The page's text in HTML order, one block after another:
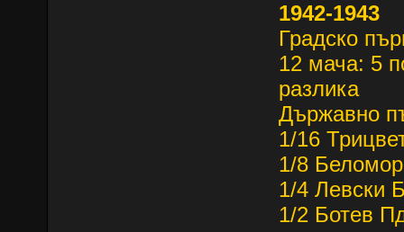
1942-1943
Градско
12 мача: 5
разлика
Държавно
1/16
1/8
1/4 Левски
1/2 Ботев